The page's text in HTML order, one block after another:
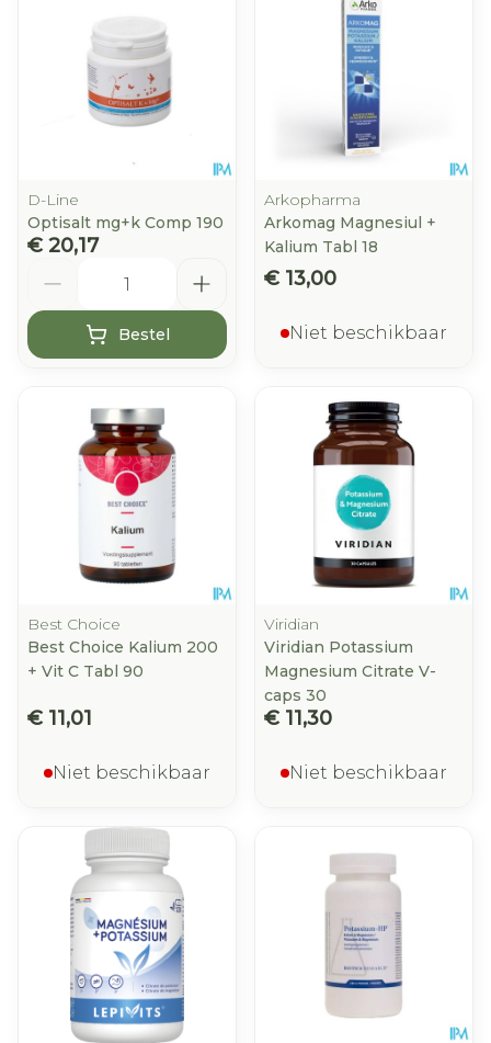
D-Line
Optisalt mg+k Comp 190
€ 20,17
Bestel
Arkopharma
Arkomag Magnesiul +
Kalium Tabl 18
€ 13,00
Niet beschikbaar
Best Choice
Best Choice Kalium 200
+ Vit C Tabl 90
€ 11,01
Niet beschikbaar
Viridian
Viridian Potassium
Magnesium Citrate V-
caps 30
€ 11,30
Niet beschikbaar